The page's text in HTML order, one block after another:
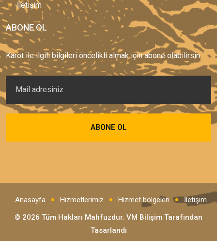
İletişim
ABONE OL
Karot ile ilgili bilgileri öncelikli almak için abone olabilirsin.
Anasayfa Hizmetlerimiz Hizmet bölgeleri
İletişim
© 2026 Tüm Hakları Mahfuzdur. VM Bilişim Tarafından
Tasarlandı